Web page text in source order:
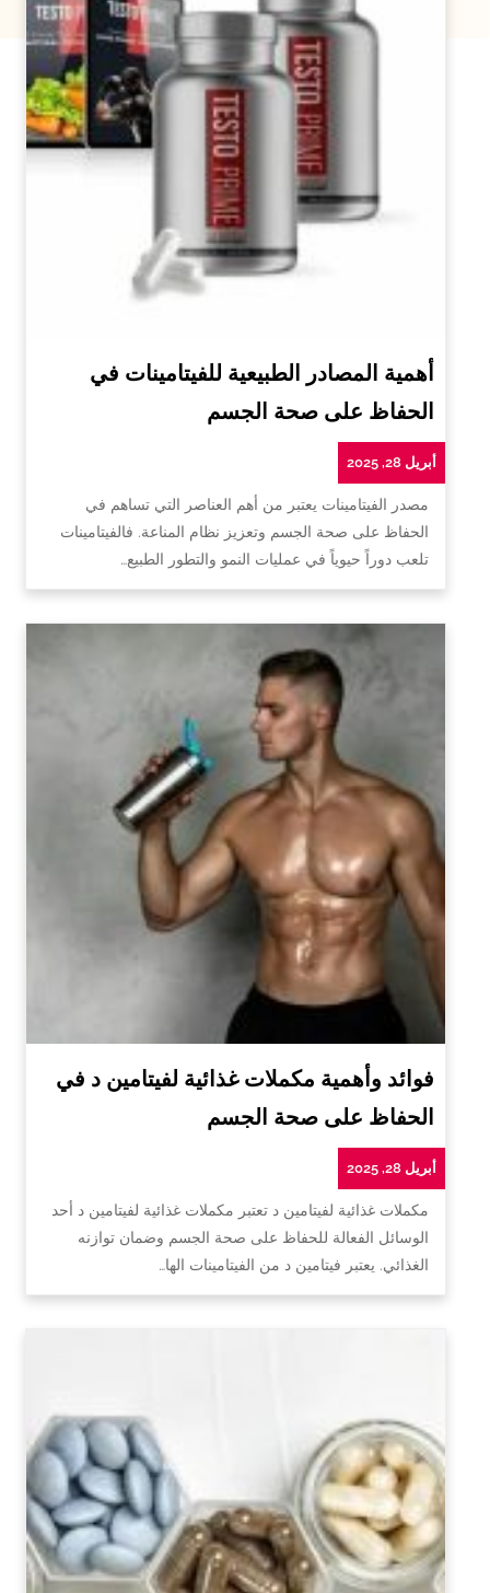
أهمية المصادر الطبيعية للفيتامينات في
الحفاظ على صحة الجسم
أبريل 28, 2025
مصدر الفيتامينات يعتبر من أهم العناصر التي تساهم في
الحفاظ على صحة الجسم وتعزيز نظام المناعة. فالفيتامينات
تلعب دوراً حيوياً في عمليات النمو والتطور الطبيع…
فوائد وأهمية مكملات غذائية لفيتامين د في
الحفاظ على صحة الجسم
أبريل 28, 2025
مكملات غذائية لفيتامين د تعتبر مكملات غذائية لفيتامين د أحد
الوسائل الفعالة للحفاظ على صحة الجسم وضمان توازنه
الغذائي. يعتبر فيتامين د من الفيتامينات الها…